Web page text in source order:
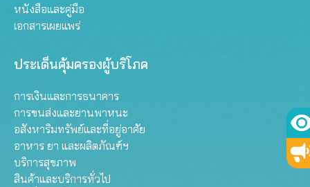
หนังสือและคู่มือ
เอกสารเผยแพร่
ประเด็นคุ้มครองผู้บริโภค
การเงินและการธนาคาร
การขนส่งและยานพาหนะ
อสังหาริมทรัพย์และที่อยู่อาศัย
อาหาร ยา และผลิตภัณฑ์ฯ
บริการสุขภาพ
สินค้าและบริการทั่วไป